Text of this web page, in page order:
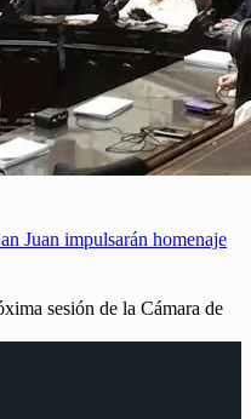
Juan impulsarán homenaje
sesión de la Cámara de